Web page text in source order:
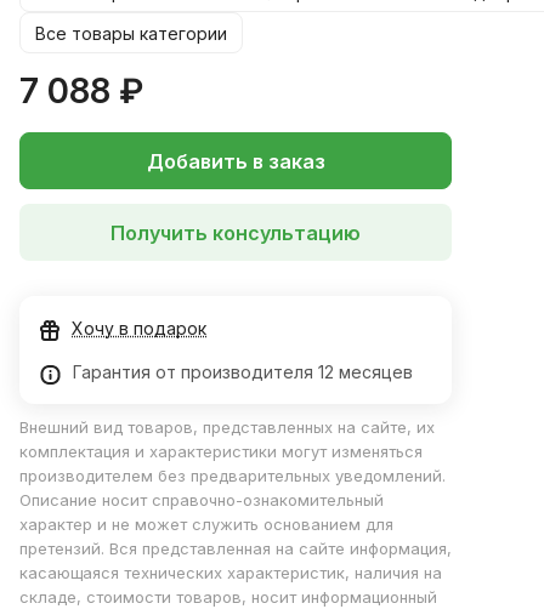
Все товары категории
7 088 ₽
Добавить в заказ
Получить консультацию
Хочу в подарок
Гарантия от производителя 12 месяцев
Внешний вид товаров, представленных на сайте, их
комплектация и характеристики могут изменяться
производителем без предварительных уведомлений.
Описание носит справочно-ознакомительный
характер и не может служить основанием для
претензий. Вся представленная на сайте информация,
касающаяся технических характеристик, наличия на
складе, стоимости товаров, носит информационный